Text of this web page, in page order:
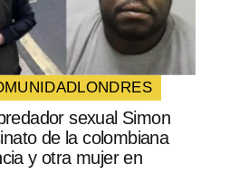
LONDRES
sexual Simon
de la colombiana
y otra mujer en